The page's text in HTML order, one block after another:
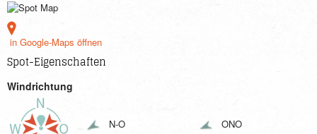
in Google-Maps öffnen
Spot-Eigenschaften
Windrichtung
N-O
ONO